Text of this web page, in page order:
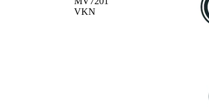
VKN